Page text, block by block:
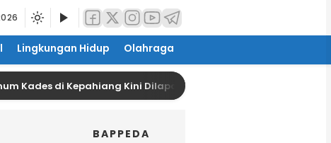
Lingkungan Hidup Olahraga
di Kepahiang Kini Dilaporkan Sang Suami
BAPPEDA